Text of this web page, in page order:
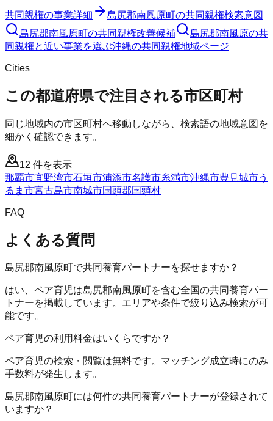
共同親権の事業詳細 島尻郡南風原町の共同親権検索意図
島尻郡南風原町の共同親権改善候補
島尻郡南風原の共
同親権と近い事業を選ぶ沖縄の共同親権地域ページ
Cities
この都道府県で注目される市区町村
同じ地域内の市区町村へ移動しながら、検索語の地域意図を
細かく確認できます。
12 件を表示
那覇市宜野湾市石垣市浦添市名護市糸満市沖縄市豊見城市う
るま市宮古島市南城市国頭郡国頭村
FAQ
よくある質問
島尻郡南風原町で共同養育パートナーを探せますか？
はい、ペア育児は島尻郡南風原町を含む全国の共同養育パー
トナーを掲載しています。エリアや条件で絞り込み検索が可
能です。
ペア育児の利用料金はいくらですか？
ペア育児の検索・閲覧は無料です。マッチング成立時にのみ
手数料が発生します。
島尻郡南風原町には何件の共同養育パートナーが登録されて
いますか？